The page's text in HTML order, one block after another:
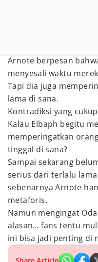
Arnote berpesan
menyesali waktu
Tapi dia juga
lama di sana.
Kontradiksi yang
Kalau Elbaph begitu
memperingatkan
tinggal di sana?
Sampai sekarang
serius dari terlalu
sebenarnya Arnote
metaforis.
Namun mengingat
alasan… fans tentu
ini bisa jadi penting di